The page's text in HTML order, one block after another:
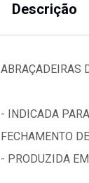
Descrição
ABRAÇADEIRAS
- INDICADA
FECHAMENTO
- PRODUZIDA